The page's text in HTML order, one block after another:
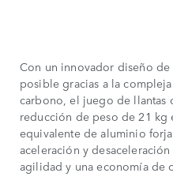
Con un innovador diseño
posible gracias a la
carbono, el juego de llantas
reducción de peso de 21 kg
equivalente de aluminio
aceleración y
agilidad y una economía de